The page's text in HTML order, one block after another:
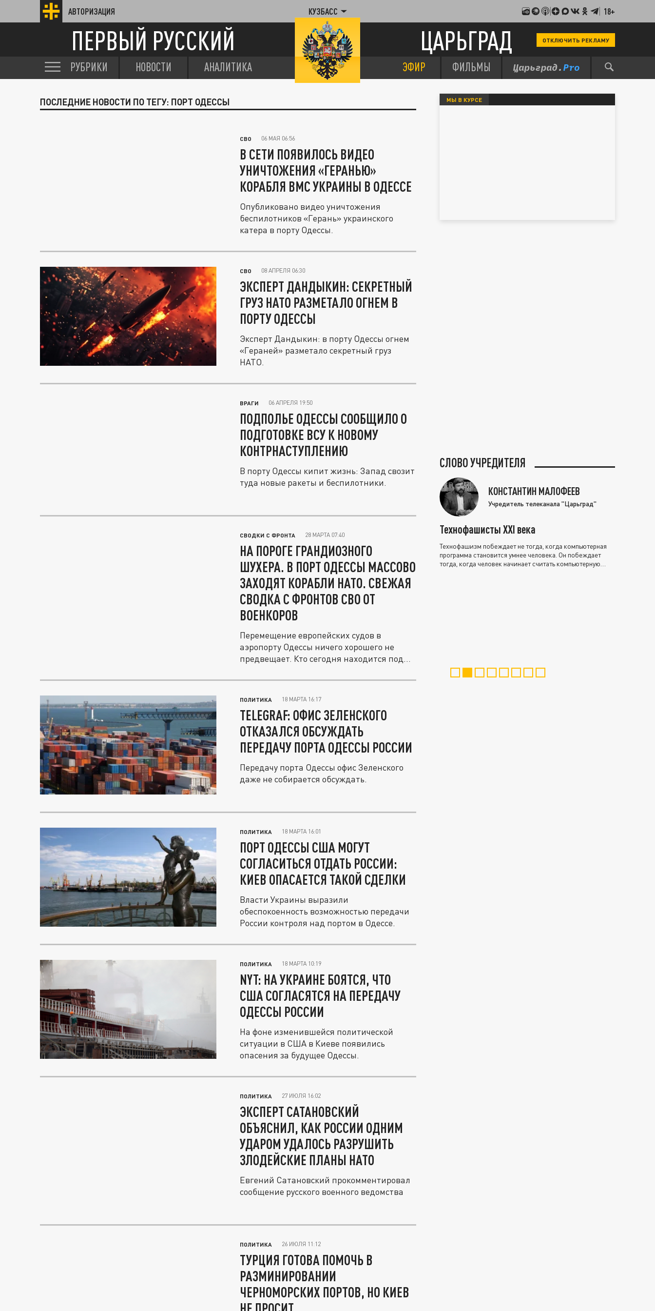
АВТОРИЗАЦИЯ КУЗБАСС 18+
ПЕРВЫЙ РУССКИЙ ЦАРЬГРАД ОТКЛЮЧИТЬ РЕКЛАМУ
РУБРИКИ НОВОСТИ АНАЛИТИКА ЭФИР ФИЛЬМЫ
ПОСЛЕДНИЕ НОВОСТИ ПО ТЕГУ: ПОРТ ОДЕССЫ
СВО 06 МАЯ 06:56
В СЕТИ ПОЯВИЛОСЬ ВИДЕО
УНИЧТОЖЕНИЯ «ГЕРАНЬЮ»
КОРАБЛЯ ВМС УКРАИНЫ В ОДЕССЕ
Опубликовано видео уничтожения
беспилотников «Герань» украинского
катера в порту Одессы.
СВО 08 АПРЕЛЯ 06:30
ЭКСПЕРТ ДАНДЫКИН: СЕКРЕТНЫЙ
ГРУЗ НАТО РАЗМЕТАЛО ОГНЕМ В
ПОРТУ ОДЕССЫ
Эксперт Дандыкин: в порту Одессы огнем
«Гераней» разметало секретный груз
НАТО.
ВРАГИ 06 АПРЕЛЯ 19:50
ПОДПОЛЬЕ ОДЕССЫ СООБЩИЛО О
ПОДГОТОВКЕ ВСУ К НОВОМУ
КОНТРНАСТУПЛЕНИЮ
В порту Одессы кипит жизнь: Запад свозит
туда новые ракеты и беспилотники.
СВОДКИ С ФРОНТА 28 МАРТА 07:40
НА ПОРОГЕ ГРАНДИОЗНОГО
ШУХЕРА. В ПОРТ ОДЕССЫ МАССОВО
ЗАХОДЯТ КОРАБЛИ НАТО. СВЕЖАЯ
СВОДКА С ФРОНТОВ СВО ОТ
ВОЕНКОРОВ
Перемещение европейских судов в
аэропорту Одессы ничего хорошего не
предвещает. Кто сегодня находится под...
ПОЛИТИКА 18 МАРТА 16:17
TELEGRAF: ОФИС ЗЕЛЕНСКОГО
ОТКАЗАЛСЯ ОБСУЖДАТЬ
ПЕРЕДАЧУ ПОРТА ОДЕССЫ РОССИИ
Передачу порта Одессы офис Зеленского
даже не собирается обсуждать.
ПОЛИТИКА 18 МАРТА 16:01
ПОРТ ОДЕССЫ США МОГУТ
СОГЛАСИТЬСЯ ОТДАТЬ РОССИИ:
КИЕВ ОПАСАЕТСЯ ТАКОЙ СДЕЛКИ
Власти Украины выразили
обеспокоенность возможностью передачи
России контроля над портом в Одессе.
ПОЛИТИКА 18 МАРТА 10:19
NYT: НА УКРАИНЕ БОЯТСЯ, ЧТО
США СОГЛАСЯТСЯ НА ПЕРЕДАЧУ
ОДЕССЫ РОССИИ
На фоне изменившейся политической
ситуации в США в Киеве появились
опасения за будущее Одессы.
ПОЛИТИКА 27 ИЮЛЯ 16:02
ЭКСПЕРТ САТАНОВСКИЙ
ОБЪЯСНИЛ, КАК РОССИИ ОДНИМ
УДАРОМ УДАЛОСЬ РАЗРУШИТЬ
ЗЛОДЕЙСКИЕ ПЛАНЫ НАТО
Евгений Сатановский прокомментировал
сообщение русского военного ведомства
ПОЛИТИКА 26 ИЮЛЯ 11:12
ТУРЦИЯ ГОТОВА ПОМОЧЬ В
РАЗМИНИРОВАНИИ
ЧЕРНОМОРСКИХ ПОРТОВ, НО КИЕВ
МЫ В КУРСЕ
СЛОВО УЧРЕДИТЕЛЯ
КОНСТАНТИН МАЛОФЕЕВ
Учредитель телеканала "Царьград"
Технофашисты XXI века
Технофашизм побеждает не тогда, когда компьютерная
программа становится умнее человека. Он побеждает
тогда, когда человек начинает считать компьютерную